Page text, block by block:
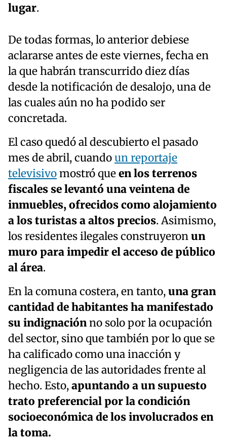
lugar.
De todas formas, lo anterior debiese
aclararse antes de este viernes, fecha en
la que habrán transcurrido diez días
desde la notificación de desalojo, una de
las cuales aún no ha podido ser
concretada.
El caso quedó al descubierto el pasado
mes de abril, cuandoun reportaje
televisivomostró queen los terrenos
fiscales se levantó una veintena de
inmuebles, ofrecidos como alojamiento
a los turistas a altos precios. Asimismo,
los residentes ilegales construyeronun
muro para impedir el acceso de público
al área.
En la comuna costera, en tanto,una gran
cantidad de habitantes ha manifestado
su indignaciónno solo por la ocupación
del sector, sino que también por lo que se
ha calificado como una inacción y
negligencia de las autoridades frente al
hecho. Esto,apuntando a un supuesto
trato preferencial por la condición
socioeconómica de los involucrados en
la toma.